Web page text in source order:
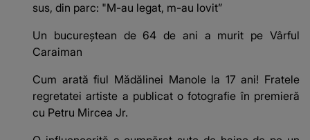
sus, din parc: "M-au legat, m-au lovit”
Un bucureștean de 64 de ani a murit pe Vârful
Caraiman
Cum arată fiul Mădălinei Manole la 17 ani! Fratele
regretatei artiste a publicat o fotografie în premieră
cu Petru Mircea Jr.